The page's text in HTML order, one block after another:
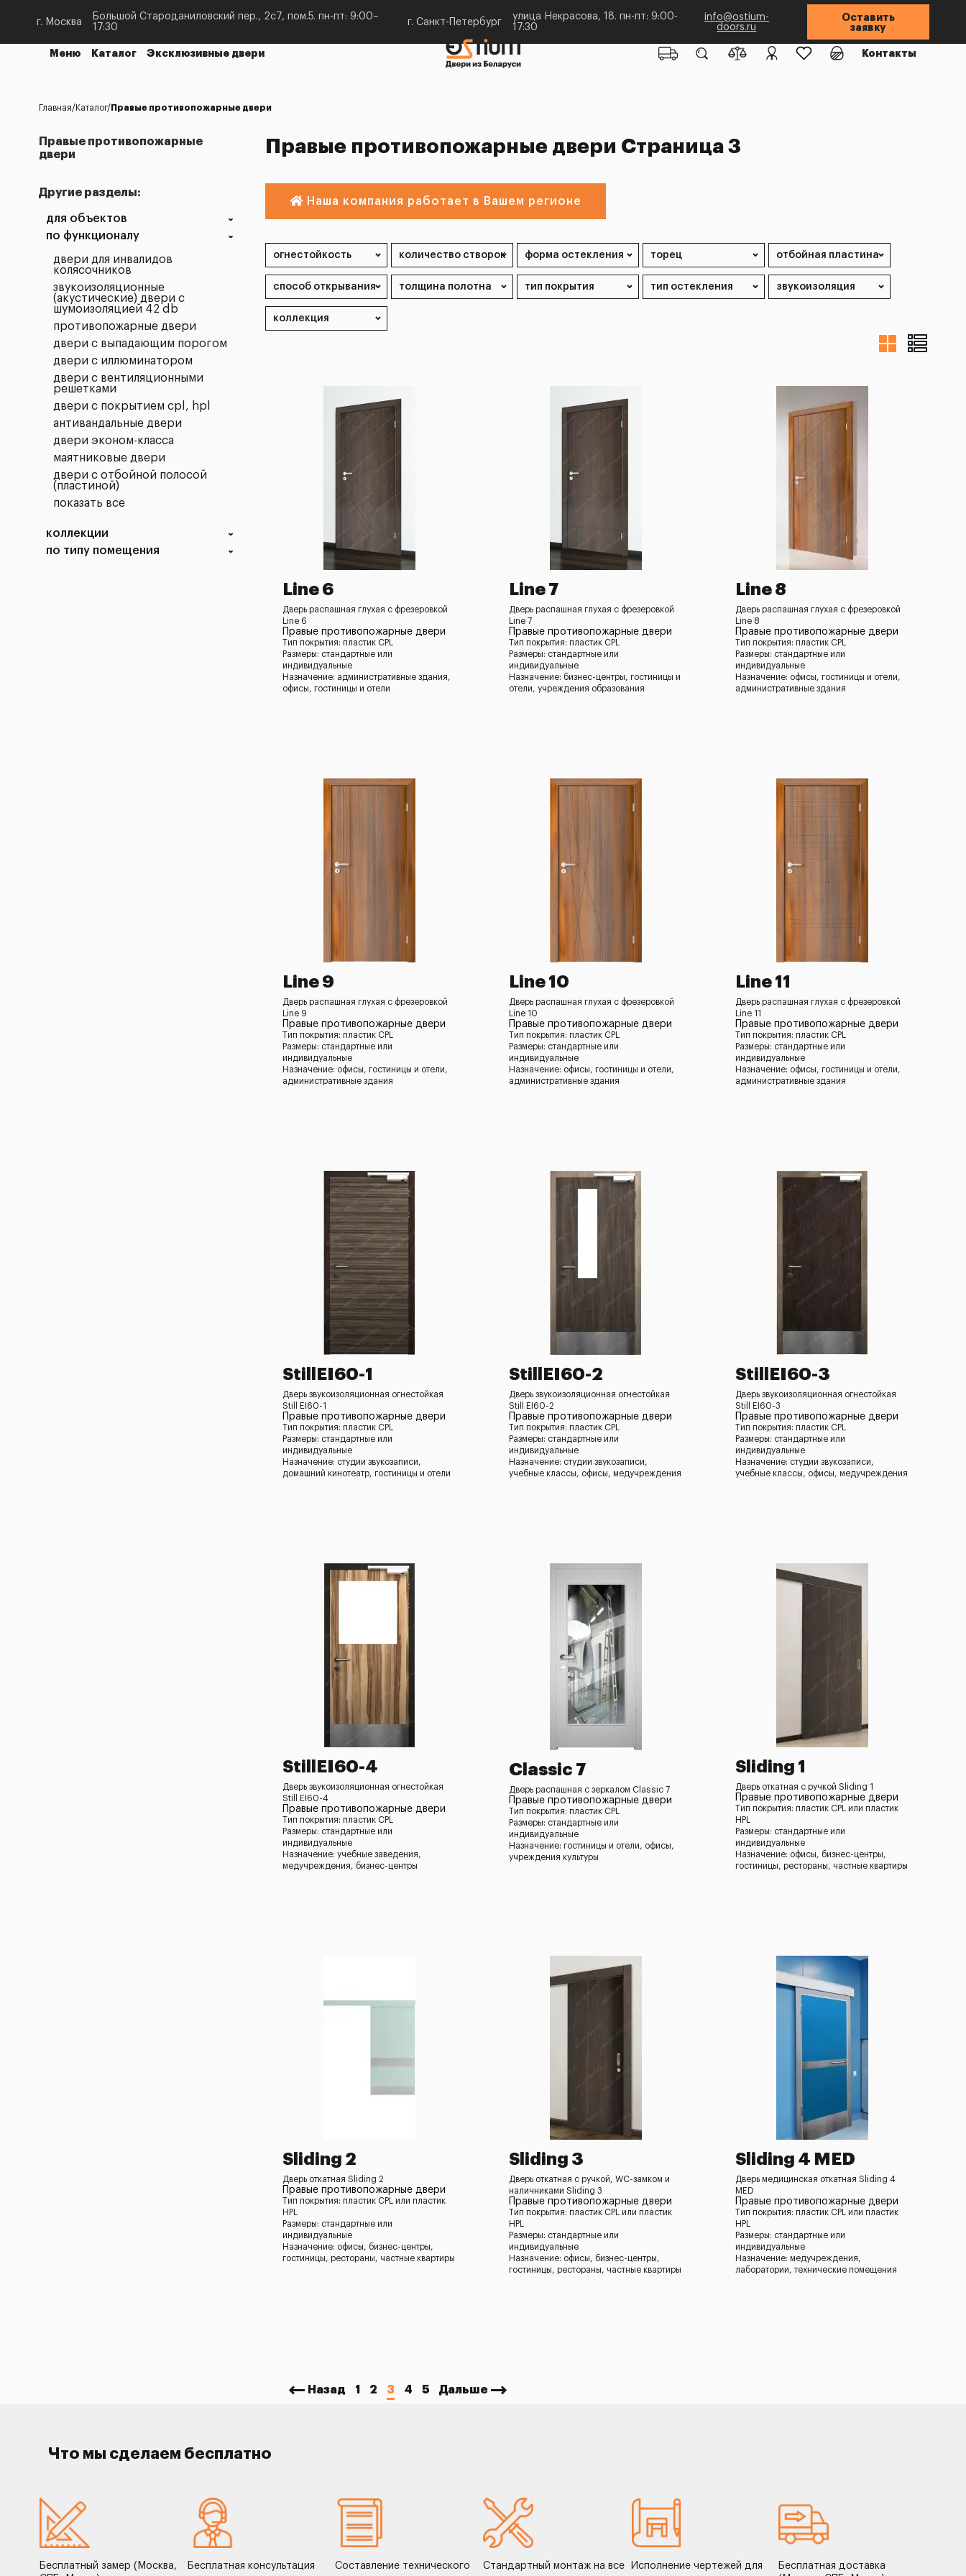
г. Москва
Большой Староданиловский пер., 2с7, пом.5. пн-пт: 9:00–
17:30
г. Санкт-Петербург
улица Некрасова, 18. пн-пт: 9:00-
17:30
info@ostium-
doors.ru
Оставить
заявку
Меню Каталог Эксклюзивные двери Контакты
Главная Каталог Правые противопожарные двери
Правые противопожарные
двери
Другие разделы:
для объектов
по функционалу
двери для инвалидов
колясочников
звукоизоляционные
(акустические) двери с
шумоизоляцией 42 db
противопожарные двери
двери с выпадающим порогом
двери с иллюминатором
двери с вентиляционными
решетками
двери с покрытием cpl, hpl
антивандальные двери
двери эконом-класса
маятниковые двери
двери с отбойной полосой
(пластиной)
показать все
коллекции
по типу помещения
Правые противопожарные двери Страница 3
Наша компания работает в Вашем регионе
Line 6
Дверь распашная глухая с фрезеровкой
Line 6
Правые противопожарные двери
Тип покрытия: пластик CPL
Размеры: стандартные или
индивидуальные
Назначение: административные здания,
офисы, гостиницы и отели
Line 7
Дверь распашная глухая с фрезеровкой
Line 7
Правые противопожарные двери
Тип покрытия: пластик CPL
Размеры: стандартные или
индивидуальные
Назначение: бизнес-центры, гостиницы и
отели, учреждения образования
Line 8
Дверь распашная глухая с фрезеровкой
Line 8
Правые противопожарные двери
Тип покрытия: пластик CPL
Размеры: стандартные или
индивидуальные
Назначение: офисы, гостиницы и отели,
административные здания
Line 9
Дверь распашная глухая с фрезеровкой
Line 9
Правые противопожарные двери
Тип покрытия: пластик CPL
Размеры: стандартные или
индивидуальные
Назначение: офисы, гостиницы и отели,
административные здания
Line 10
Дверь распашная глухая с фрезеровкой
Line 10
Правые противопожарные двери
Тип покрытия: пластик CPL
Размеры: стандартные или
индивидуальные
Назначение: офисы, гостиницы и отели,
административные здания
Line 11
Дверь распашная глухая с фрезеровкой
Line 11
Правые противопожарные двери
Тип покрытия: пластик CPL
Размеры: стандартные или
индивидуальные
Назначение: офисы, гостиницы и отели,
административные здания
StillEI60-1
Дверь звукоизоляционная огнестойкая
Still EI60-1
Правые противопожарные двери
Тип покрытия: пластик CPL
Размеры: стандартные или
индивидуальные
Назначение: студии звукозаписи,
домашний кинотеатр, гостиницы и отели
StillEI60-2
Дверь звукоизоляционная огнестойкая
Still EI60-2
Правые противопожарные двери
Тип покрытия: пластик CPL
Размеры: стандартные или
индивидуальные
Назначение: студии звукозаписи,
учебные классы, офисы, медучреждения
StillEI60-3
Дверь звукоизоляционная огнестойкая
Still EI60-3
Правые противопожарные двери
Тип покрытия: пластик CPL
Размеры: стандартные или
индивидуальные
Назначение: студии звукозаписи,
учебные классы, офисы, медучреждения
StillEI60-4
Дверь звукоизоляционная огнестойкая
Still EI60-4
Правые противопожарные двери
Тип покрытия: пластик CPL
Размеры: стандартные или
индивидуальные
Назначение: учебные заведения,
медучреждения, бизнес-центры
Classic 7
Дверь распашная с зеркалом Classic 7
Правые противопожарные двери
Тип покрытия: пластик CPL
Размеры: стандартные или
индивидуальные
Назначение: гостиницы и отели, офисы,
учреждения культуры
Sliding 1
Дверь откатная с ручкой Sliding 1
Правые противопожарные двери
Тип покрытия: пластик CPL или пластик
HPL
Размеры: стандартные или
индивидуальные
Назначение: офисы, бизнес-центры,
гостиницы, рестораны, частные квартиры
Sliding 2
Дверь откатная Sliding 2
Правые противопожарные двери
Тип покрытия: пластик CPL или пластик
HPL
Размеры: стандартные или
индивидуальные
Назначение: офисы, бизнес-центры,
гостиницы, рестораны, частные квартиры
Sliding 3
Дверь откатная с ручкой, WC-замком и
наличниками Sliding 3
Правые противопожарные двери
Тип покрытия: пластик CPL или пластик
HPL
Размеры: стандартные или
индивидуальные
Назначение: офисы, бизнес-центры,
гостиницы, рестораны, частные квартиры
Sliding 4 MED
Дверь медицинская откатная Sliding 4
MED
Правые противопожарные двери
Тип покрытия: пластик CPL или пластик
HPL
Размеры: стандартные или
индивидуальные
Назначение: медучреждения,
лаборатории, технические помещения
Назад 1 2 3 4 5 Дальше
Что мы сделаем бесплатно
Бесплатный замер (Москва,
Бесплатная консультация
Составление технического
Стандартный монтаж на все
Исполнение чертежей для
Бесплатная доставка